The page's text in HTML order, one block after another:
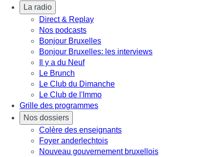
La radio
Direct & Replay
Nos podcasts
Bonjour Bruxelles
Bonjour Bruxelles: les interviews
Il y a du Neuf
Le Brunch
Le Club du Dimanche
Le Club de l'Immo
Grille des programmes
Nos dossiers
Colère des enseignants
Foyer anderlechtois
Nouveau gouvernement bruxellois